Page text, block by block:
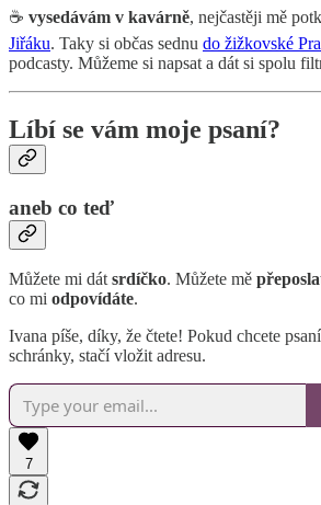
☕ vysedávám v kavárně, nejčastěji mě
Jiřáku. Taky si občas sednu do žižkovské
podcasty. Můžeme si napsat a dát si spolu
Líbí se vám moje psaní?
aneb co teď
Můžete mi dátsrdíčko. Můžete mě
co mi odpovídáte.
Ivana píše, díky, že čtete! Pokud chcete
schránky, stačí vložit adresu.
7